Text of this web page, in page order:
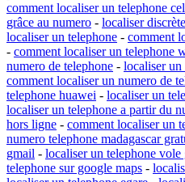
comment localiser un telephone
grâce au numero - localiser
localiser un telephone - comment
- comment localiser un telephone
numero de telephone - localiser un
comment localiser un numero de
telephone huawei - localiser un
localiser un telephone a partir du
hors ligne - comment localiser un
numero telephone madagascar
gmail - localiser un telephone vole
telephone sur google maps -